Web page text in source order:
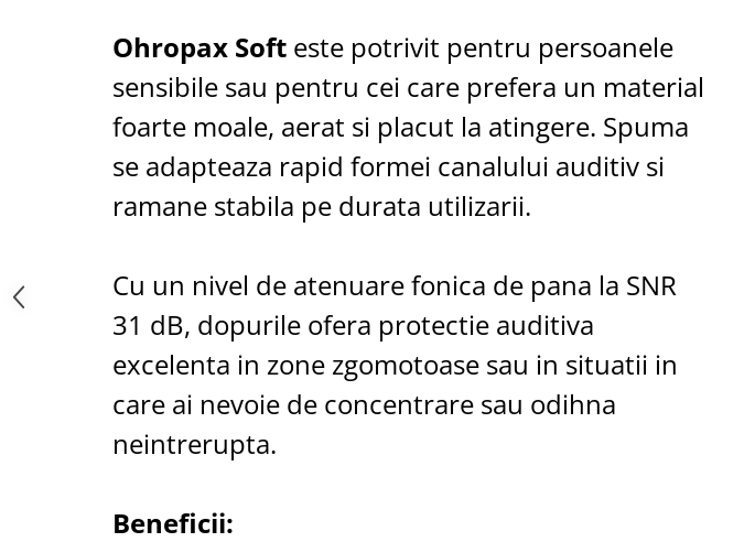
Uniforme si saboti medicali
Saboti medicali
Ohropax Soft este potrivit pentru persoanele
sensibile sau pentru cei care prefera un material
foarte moale, aerat si placut la atingere. Spuma
se adapteaza rapid formei canalului auditiv si
ramane stabila pe durata utilizarii.
Cu un nivel de atenuare fonica de pana la SNR
31 dB, dopurile ofera protectie auditiva
excelenta in zone zgomotoase sau in situatii in
care ai nevoie de concentrare sau odihna
neintrerupta.
Beneficii: